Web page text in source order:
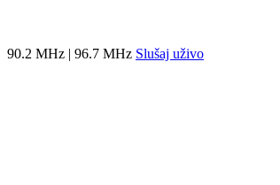
90.2 MHz | 96.7 MHz Slušaj uživo